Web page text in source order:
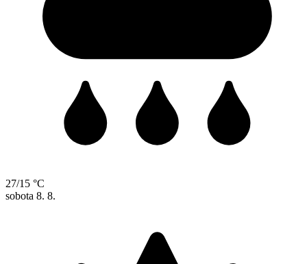
27/15 °C
sobota 8. 8.